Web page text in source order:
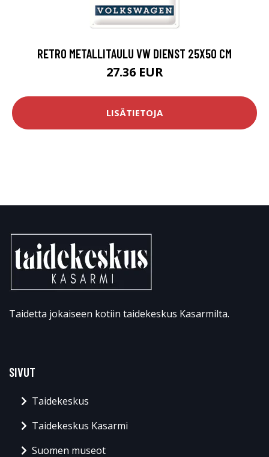
RETRO METALLITAULU VW DIENST 25X50 CM
27.36 EUR
LISÄTIETOJA
Taidetta jokaiseen kotiin taidekeskus Kasarmilta.
SIVUT
Taidekeskus
Taidekeskus Kasarmi
Suomen museot